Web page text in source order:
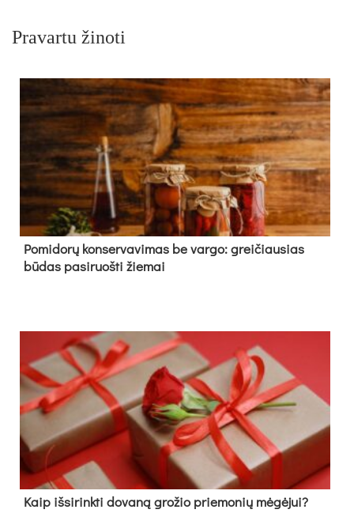
Pravartu žinoti
Pomidorų konservavimas be vargo: greičiausias
būdas pasiruošti žiemai
Kaip išsirinkti dovaną grožio priemonių mėgėjui?